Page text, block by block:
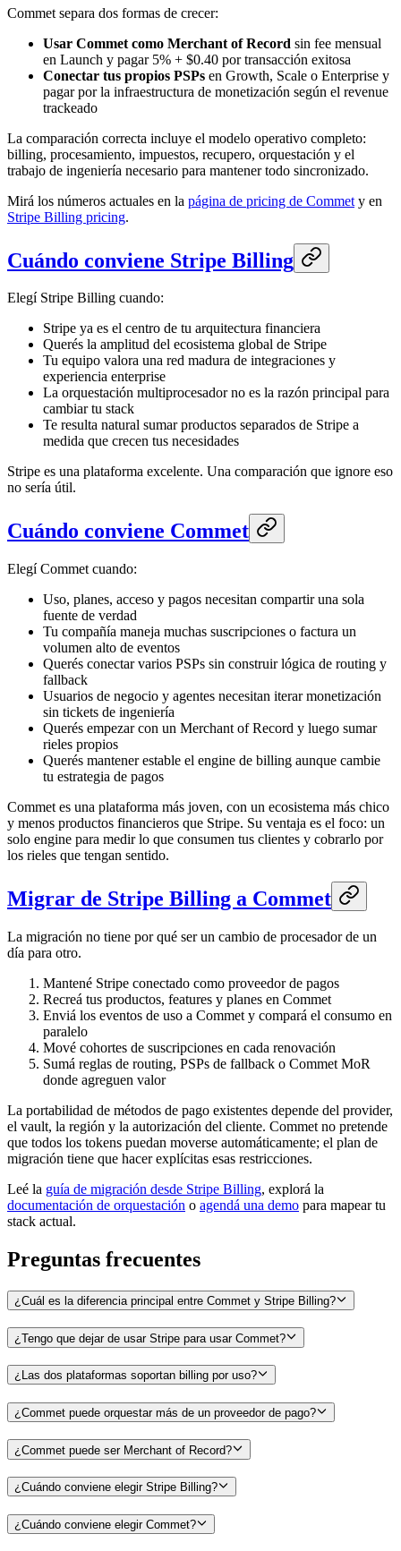
Commet separa dos formas de crecer:
Usar Commet como Merchant of Record sin fee mensual
en Launch y pagar 5% + $0.40 por transacción exitosa
Conectar tus propios PSPs en Growth, Scale o Enterprise y
pagar por la infraestructura de monetización según el revenue
trackeado
La comparación correcta incluye el modelo operativo completo:
billing, procesamiento, impuestos, recupero, orquestación y el
trabajo de ingeniería necesario para mantener todo sincronizado.
Mirá los números actuales en la página de pricing de Commet y en
Stripe Billing pricing.
Cuándo conviene Stripe Billing
Elegí Stripe Billing cuando:
Stripe ya es el centro de tu arquitectura financiera
Querés la amplitud del ecosistema global de Stripe
Tu equipo valora una red madura de integraciones y
experiencia enterprise
La orquestación multiprocesador no es la razón principal para
cambiar tu stack
Te resulta natural sumar productos separados de Stripe a
medida que crecen tus necesidades
Stripe es una plataforma excelente. Una comparación que ignore eso
no sería útil.
Cuándo conviene Commet
Elegí Commet cuando:
Uso, planes, acceso y pagos necesitan compartir una sola
fuente de verdad
Tu compañía maneja muchas suscripciones o factura un
volumen alto de eventos
Querés conectar varios PSPs sin construir lógica de routing y
fallback
Usuarios de negocio y agentes necesitan iterar monetización
sin tickets de ingeniería
Querés empezar con un Merchant of Record y luego sumar
rieles propios
Querés mantener estable el engine de billing aunque cambie
tu estrategia de pagos
Commet es una plataforma más joven, con un ecosistema más chico
y menos productos financieros que Stripe. Su ventaja es el foco: un
solo engine para medir lo que consumen tus clientes y cobrarlo por
los rieles que tengan sentido.
Migrar de Stripe Billing a Commet
La migración no tiene por qué ser un cambio de procesador de un
día para otro.
Mantené Stripe conectado como proveedor de pagos
Recreá tus productos, features y planes en Commet
Enviá los eventos de uso a Commet y compará el consumo en
paralelo
Mové cohortes de suscripciones en cada renovación
Sumá reglas de routing, PSPs de fallback o Commet MoR
donde agreguen valor
La portabilidad de métodos de pago existentes depende del provider,
el vault, la región y la autorización del cliente. Commet no pretende
que todos los tokens puedan moverse automáticamente; el plan de
migración tiene que hacer explícitas esas restricciones.
Leé la guía de migración desde Stripe Billing, explorá la
documentación de orquestación o agendá una demo para mapear tu
stack actual.
Preguntas frecuentes
¿Cuál es la diferencia principal entre Commet y Stripe Billing?
¿Tengo que dejar de usar Stripe para usar Commet?
¿Las dos plataformas soportan billing por uso?
¿Commet puede orquestar más de un proveedor de pago?
¿Commet puede ser Merchant of Record?
¿Cuándo conviene elegir Stripe Billing?
¿Cuándo conviene elegir Commet?